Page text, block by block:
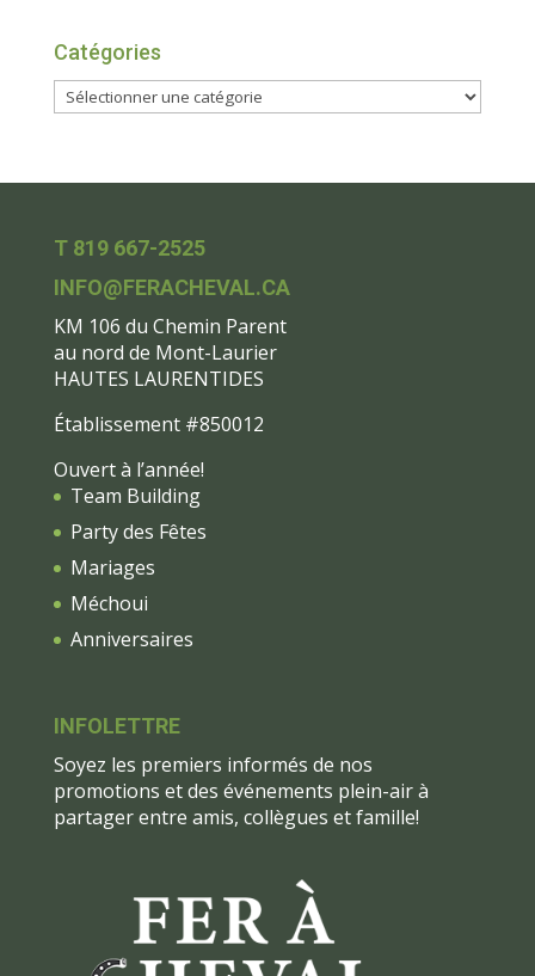
Catégories
T 819 667-2525
INFO@FERACHEVAL.CA
KM 106 du Chemin Parent
au nord de Mont-Laurier
HAUTES LAURENTIDES
Établissement #850012
Ouvert à l’année!
Team Building
Party des Fêtes
Mariages
Méchoui
Anniversaires
INFOLETTRE
Soyez les premiers informés de nos
promotions et des événements plein-air à
partager entre amis, collègues et famille!